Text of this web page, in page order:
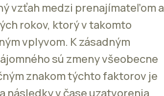
vzťah medzi prenajímateľom a
rokov, ktorý v takomto
vplyvom. K zásadným
sú zmeny všeobecne
znakom týchto faktorov je
následky v čase uzatvorenia